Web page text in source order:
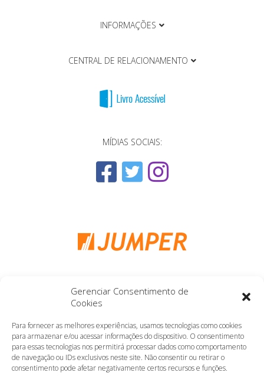
Gerenciar Consentimento de
Cookies
Para fornecer as melhores experiências, usamos tecnologias como cookies
para armazenar e/ou acessar informações do dispositivo. O consentimento
para essas tecnologias nos permitirá processar dados como comportamento
de navegação ou IDs exclusivos neste site. Não consentir ou retirar o
consentimento pode afetar negativamente certos recursos e funções.
INFORMAÇÕES
CENTRAL DE RELACIONAMENTO
MÍDIAS SOCIAIS:
Copyright 2010 - 2019 Grupo Editorial Novo Conceito
Todos os direitos reservados
Rua Dr. Hugo Fortes, 1885 - Ribeirão Preto - São Paulo